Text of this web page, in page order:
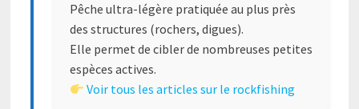
Pêche ultra-légère pratiquée au plus près
des structures (rochers, digues).
Elle permet de cibler de nombreuses petites
espèces actives.
Voir tous les articles sur le rockfishing